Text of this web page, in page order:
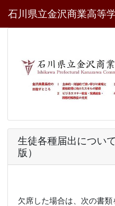
石川県立金沢商業高等
生徒各種届出につい
版）
欠席した場合は、次の書類